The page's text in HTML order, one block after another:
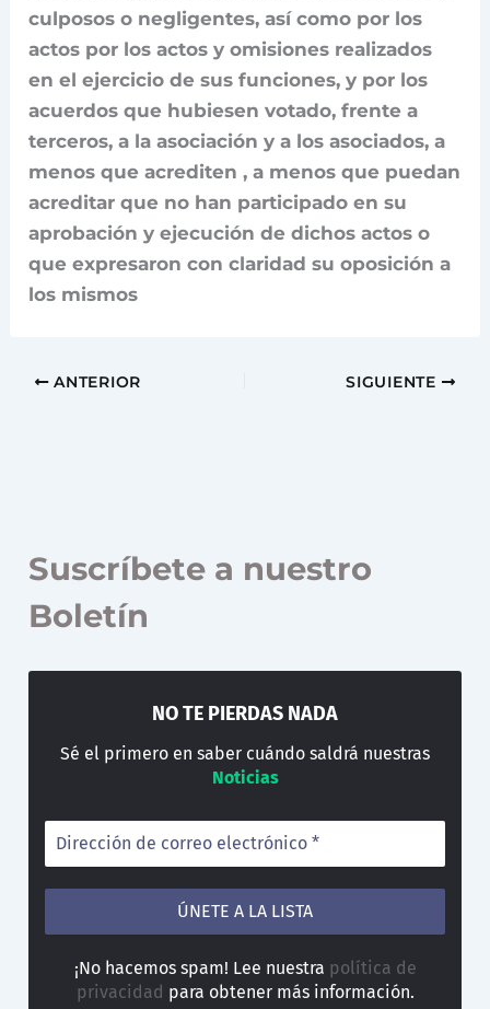
culposos o negligentes, así como por los
actos por los actos y omisiones realizados
en el ejercicio de sus funciones, y por los
acuerdos que hubiesen votado, frente a
terceros, a la asociación y a los asociados, a
menos que acrediten , a menos que puedan
acreditar que no han participado en su
aprobación y ejecución de dichos actos o
que expresaron con claridad su oposición a
los mismos
ANTERIOR SIGUIENTE
Suscríbete a nuestro
Boletín
NO TE PIERDAS NADA
Sé el primero en saber cuándo saldrá nuestras
Noticias
¡No hacemos spam! Lee nuestra política de
privacidad para obtener más información.